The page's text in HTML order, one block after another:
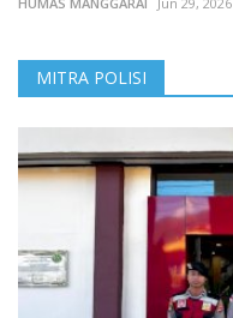
MITRA POLISI